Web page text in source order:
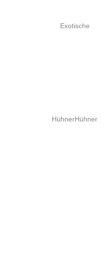
Exotische
HühnerHühner